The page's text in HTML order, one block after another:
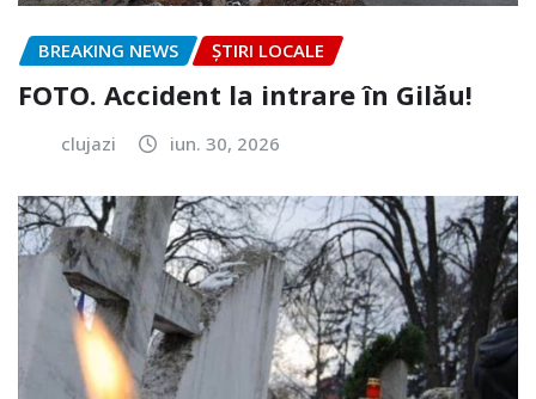
BREAKING NEWS ȘTIRI LOCALE
FOTO. Accident la intrare în Gilău!
clujazi iun. 30, 2026